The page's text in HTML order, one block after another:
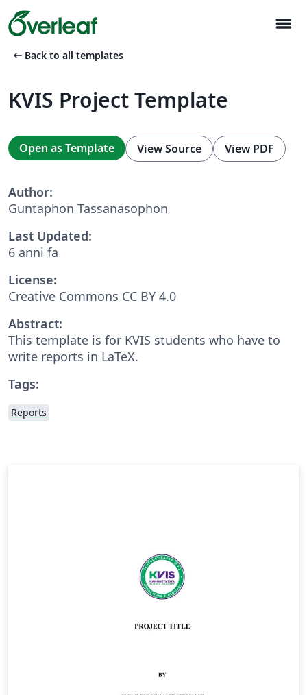
menu
arrow_left_alt Back to all templates
KVIS Project Template
Open as Template View Source View PDF
Author:
Guntaphon Tassanasophon
Last Updated:
6 anni fa
License:
Creative Commons CC BY 4.0
Abstract:
This template is for KVIS students who have to
write reports in LaTeX.
Tags:
Reports